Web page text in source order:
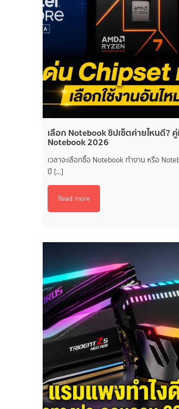
เลือก Notebook ชิปเซ็ตค่ายไหนดี?
Notebook 2026
เวลาจะเลือกซื้อ Notebook ทำงาน หรือ
ปี […]
Read more